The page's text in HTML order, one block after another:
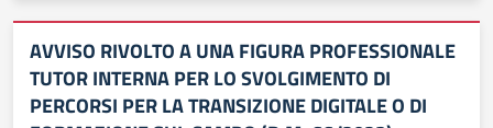
AVVISO RIVOLTO A UNA FIGURA PROFESSIONALE
TUTOR INTERNA PER LO SVOLGIMENTO DI
PERCORSI PER LA TRANSIZIONE DIGITALE O DI